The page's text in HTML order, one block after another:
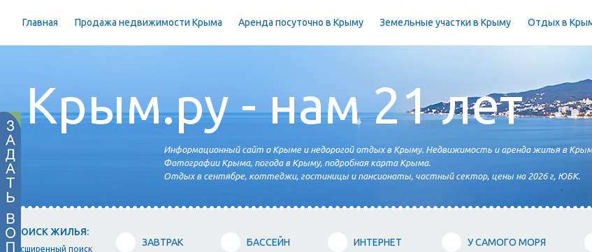
Главная Продажа недвижимости Крыма Аренда посуточно в Крыму Земельные участки в Крыму Отдых в
Крым.ру - нам 21 лет
Информационный сайт о Крыме и недорогой отдых в Крыму. Недвижимость и аренда жилья в
Фотографии Крыма, погода в Крыму, подробная карта Крыма.
Отдых в сентябре, коттеджи, гостиницы и пансионаты, частный сектор, цены на 2026 г, ЮБК.
ПОИСК ЖИЛЬЯ:
расширенный поиск
ЗАВТРАК БАССЕЙН ИНТЕРНЕТ У САМОГО МОРЯ